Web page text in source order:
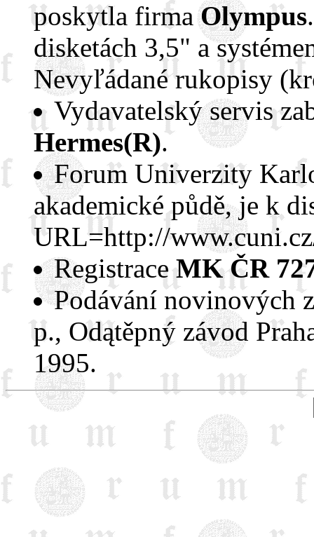
poskytla firmaOlympus
disketách 3,5" a
Nevyľádané rukopisy
Vydavatelský servis
Hermes(R).
Forum Univerzity
akademické půdě, je k
URL=http://
RegistraceMK ČR
Podávání novinových
p., Odątěpný závod
1995.